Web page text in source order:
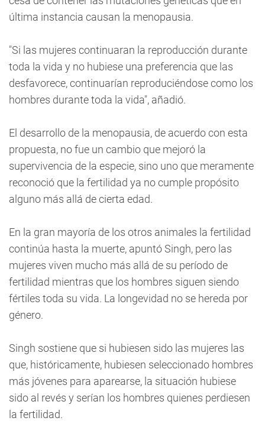
última instancia causan la menopausia.
"Si las mujeres continuaran la reproducción durante
toda la vida y no hubiese una preferencia que las
desfavorece, continuarían reproduciéndose como los
hombres durante toda la vida", añadió.
El desarrollo de la menopausia, de acuerdo con esta
propuesta, no fue un cambio que mejoró la
supervivencia de la especie, sino uno que meramente
reconoció que la fertilidad ya no cumple propósito
alguno más allá de cierta edad.
En la gran mayoría de los otros animales la fertilidad
continúa hasta la muerte, apuntó Singh, pero las
mujeres viven mucho más allá de su período de
fertilidad mientras que los hombres siguen siendo
fértiles toda su vida. La longevidad no se hereda por
género.
Singh sostiene que si hubiesen sido las mujeres las
que, históricamente, hubiesen seleccionado hombres
más jóvenes para aparearse, la situación hubiese
sido al revés y serían los hombres quienes perdiesen
la fertilidad.